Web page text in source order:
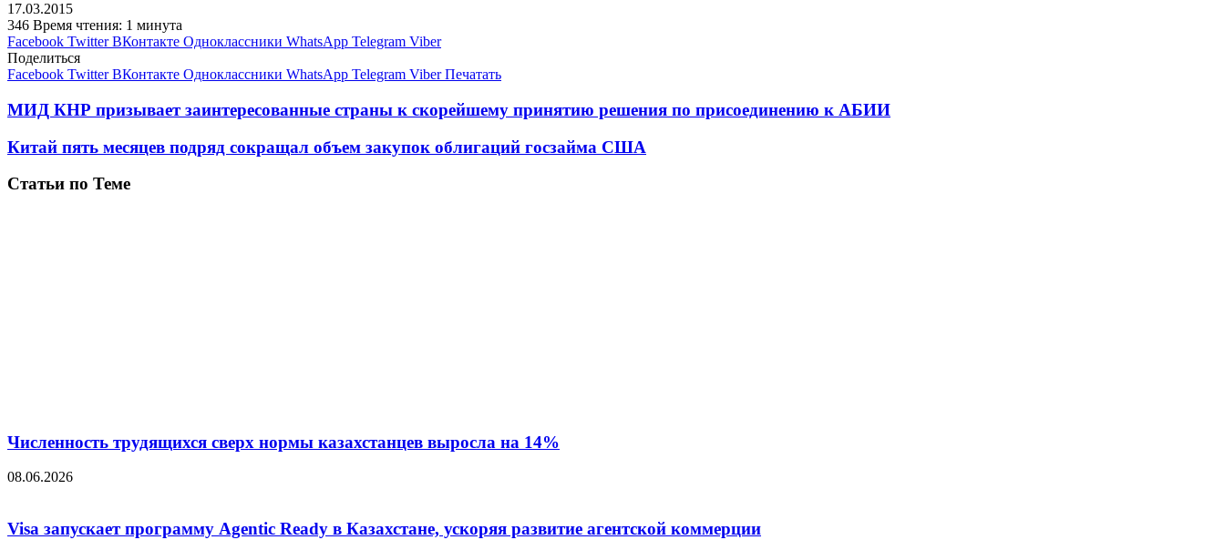
17.03.2015
346 Время чтения: 1 минута
Facebook Twitter ВКонтакте Одноклассники WhatsApp Telegram Viber
Поделиться
Facebook Twitter ВКонтакте Одноклассники WhatsApp Telegram Viber Печатать
МИД КНР призывает заинтересованные страны к скорейшему принятию решения по присоединению к АБИИ
Китай пять месяцев подряд сокращал объем закупок облигаций госзайма США
Статьи по Теме
Численность трудящихся сверх нормы казахстанцев выросла на 14%
08.06.2026
Visa запускает программу Agentic Ready в Казахстане, ускоряя развитие агентской коммерции